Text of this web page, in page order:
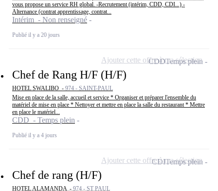
vous propose un service RH global. -Recrutement (intérim, CDD, CDI...) -
Alternance (contrat apprentissage, contrat...
Intérim - Non renseigné
Publié il y a 20 jours
Chef de Rang H/F (H/F)
HOTEL SWALIBO - 974 - SAINT-PAUL
Mise en place de la salle, accueil et service * Organiser et préparer l'ensemble du
matériel de mise en place * Nettoyer et mettre en place la salle du restaurant * Mettre
en place le matériel...
CDD - Temps plein
Publié il y a 4 jours
CDDTemps plein
Ajouter cette offre à ma sélection
Chef de rang (H/F)
HOTEL ALAMANDA - 974 - ST PAUL
CDITemps plein
Ajouter cette offre à ma sélection